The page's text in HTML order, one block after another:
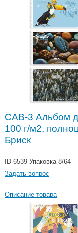
САВ-3 Альбом
100 г/м2,
Бриск
ID 6539 Упаковка 8/64
Задать вопрос
Описание товара